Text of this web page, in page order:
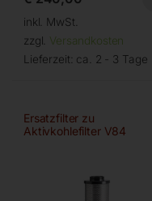
inkl. MwSt.
zzgl. Versandkosten
Lieferzeit: ca. 2 - 3 Tage
Ersatzfilter zu
Aktivkohlefilter V84